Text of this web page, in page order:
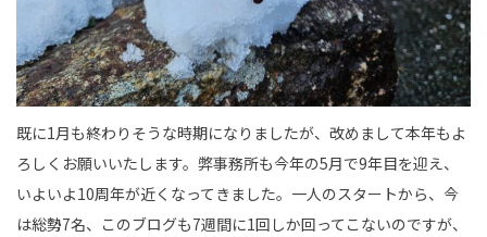
既に1月も終わりそうな時期になりましたが、改めまして本年もよ
ろしくお願いいたします。弊事務所も今年の5月で9年目を迎え、
いよいよ10周年が近くなってきました。一人のスタートから、今
は総勢7名、このブログも7週間に1回しか回ってこないのですが、